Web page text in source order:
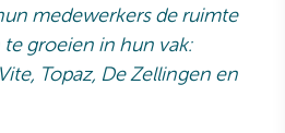
medewerkers de ruimte
groeien in hun vak:
Topaz, De Zellingen en